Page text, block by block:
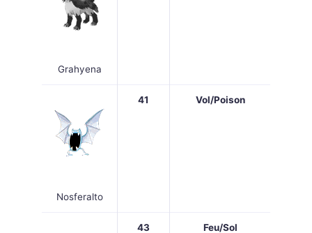
Grahyena
Nosferalto
41 Vol/Poison
43 Feu/Sol